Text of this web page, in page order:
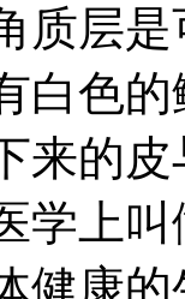
质层
白色
来的
学上
健康